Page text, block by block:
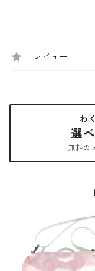
レビュー
わ
選
無料の